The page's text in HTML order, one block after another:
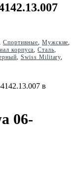
Спортивные, Мужские,
корпуса,Сталь,
, Swiss Military,
06-